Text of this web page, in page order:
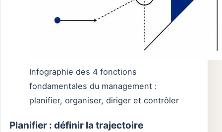
Infographie des 4 fonctions
fondamentales du management :
planifier, organiser, diriger et contrôler
Planifier : définir la trajectoire